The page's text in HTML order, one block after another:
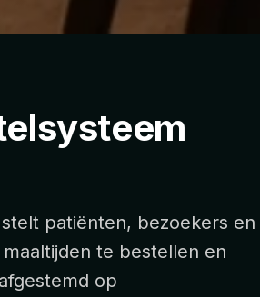
patiënten, bezoekers en
te bestellen en
op